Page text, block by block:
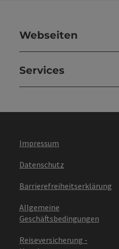
Webseiten
Services
Impressum
Datenschutz
Barrierefreiheitserklärung
Allgemeine
Geschäftsbedingungen
Reiseversicherung -